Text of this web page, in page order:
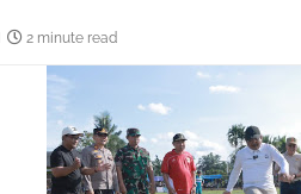
2 minute read